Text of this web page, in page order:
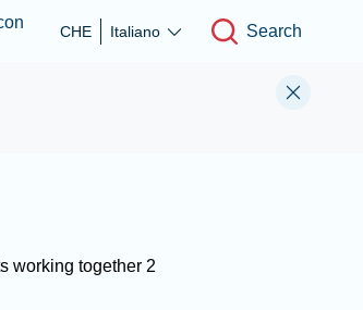
CHE Italiano Search